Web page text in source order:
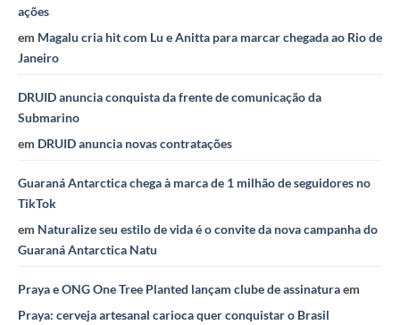
ações
em Magalu cria hit com Lu e Anitta para marcar chegada ao Rio de
Janeiro
DRUID anuncia conquista da frente de comunicação da
Submarino
em DRUID anuncia novas contratações
Guaraná Antarctica chega à marca de 1 milhão de seguidores no
TikTok
em Naturalize seu estilo de vida é o convite da nova campanha do
Guaraná Antarctica Natu
Praya e ONG One Tree Planted lançam clube de assinaturaem
Praya: cerveja artesanal carioca quer conquistar o Brasil